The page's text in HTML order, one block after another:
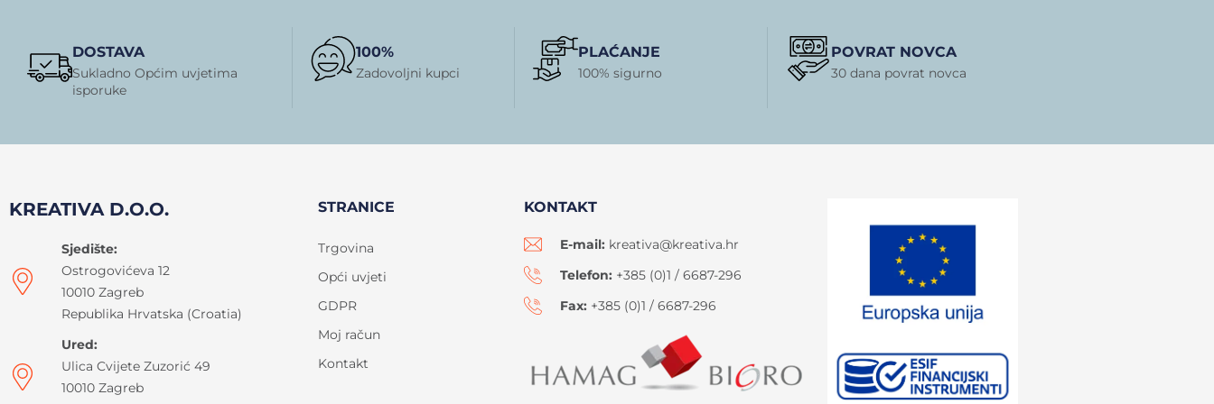
DOSTAVA
Sukladno Općim uvjetima
isporuke
100%
Zadovoljni kupci
PLAĆANJE
100% sigurno
POVRAT NOVCA
30 dana povrat novca
KREATIVA D.O.O.
Sjedište:
Ostrogovićeva 12
10010 Zagreb
Republika Hrvatska (Croatia)
Ured:
Ulica Cvijete Zuzorić 49
10010 Zagreb
STRANICE
Trgovina
Opći uvjeti
GDPR
Moj račun
Kontakt
KONTAKT
E-mail: kreativa@kreativa.hr
Telefon: +385 (0)1 / 6687-296
Fax: +385 (0)1 / 6687-296